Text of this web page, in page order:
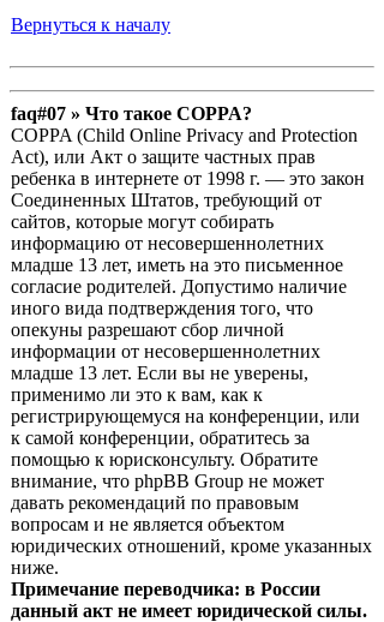
Вернуться к началу
faq#07 » Что такое COPPA?
COPPA (Child Online Privacy and Protection
Act), или Акт о защите частных прав
ребенка в интернете от 1998 г. — это закон
Соединенных Штатов, требующий от
сайтов, которые могут собирать
информацию от несовершеннолетних
младше 13 лет, иметь на это письменное
согласие родителей. Допустимо наличие
иного вида подтверждения того, что
опекуны разрешают сбор личной
информации от несовершеннолетних
младше 13 лет. Если вы не уверены,
применимо ли это к вам, как к
регистрирующемуся на конференции, или
к самой конференции, обратитесь за
помощью к юрисконсульту. Обратите
внимание, что phpBB Group не может
давать рекомендаций по правовым
вопросам и не является объектом
юридических отношений, кроме указанных
ниже.
Примечание переводчика: в России
данный акт не имеет юридической силы.